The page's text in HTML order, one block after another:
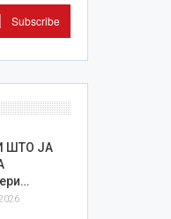
Subscribe
ШТО ЈА